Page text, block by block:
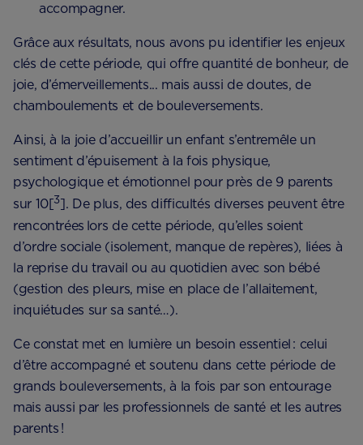
accompagner.
Grâce aux résultats, nous avons pu identifier les enjeux
clés de cette période, qui offre quantité de bonheur, de
joie, d’émerveillements... mais aussi de doutes, de
chamboulements et de bouleversements.
Ainsi, à la joie d’accueillir un enfant s’entremêle un
sentiment d’épuisement à la fois physique,
psychologique et émotionnel pour près de 9 parents
sur 10[3]. De plus, des difficultés diverses peuvent être
rencontrées lors de cette période, qu’elles soient
d’ordre sociale (isolement, manque de repères), liées à
la reprise du travail ou au quotidien avec son bébé
(gestion des pleurs, mise en place de l’allaitement,
inquiétudes sur sa santé…).
Ce constat met en lumière un besoin essentiel : celui ​​
d’être accompagné et soutenu dans cette période de
grands bouleversements, à la fois par son entourage
mais aussi par les professionnels de santé et les autres
parents !